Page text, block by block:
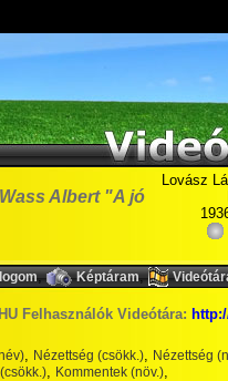
Albert "A jó
Lovász
, Képtáram,
Felhasználók Videótára:
, Nézettség (csökk.), Nézettség
, Kommentek (növ.),